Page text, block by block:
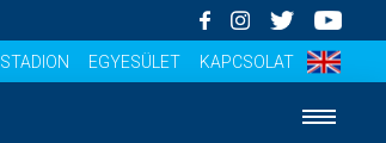
STADION EGYESÜLET KAPCSOLAT